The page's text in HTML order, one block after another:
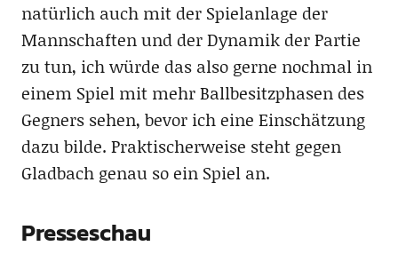
natürlich auch mit der Spielanlage der
Mannschaften und der Dynamik der Partie
zu tun, ich würde das also gerne nochmal in
einem Spiel mit mehr Ballbesitzphasen des
Gegners sehen, bevor ich eine Einschätzung
dazu bilde. Praktischerweise steht gegen
Gladbach genau so ein Spiel an.
Presseschau